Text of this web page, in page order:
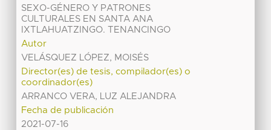
SEXO-GÉNERO Y PATRONES
CULTURALES EN SANTA ANA
IXTLAHUATZINGO. TENANCINGO
Autor
VELÁSQUEZ LÓPEZ, MOISÉS
Director(es) de tesis, compilador(es) o
coordinador(es)
ARRANCO VERA, LUZ ALEJANDRA
Fecha de publicación
2021-07-16